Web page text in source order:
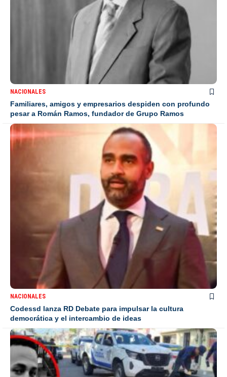
NACIONALES
Familiares, amigos y empresarios despiden con profundo
pesar a Román Ramos, fundador de Grupo Ramos
NACIONALES
Codessd lanza RD Debate para impulsar la cultura
democrática y el intercambio de ideas